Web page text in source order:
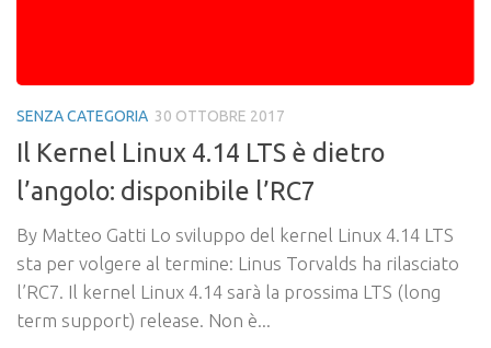
SENZA CATEGORIA 30 OTTOBRE 2017
Il Kernel Linux 4.14 LTS è dietro
l’angolo: disponibile l’RC7
By Matteo Gatti Lo sviluppo del kernel Linux 4.14 LTS
sta per volgere al termine: Linus Torvalds ha rilasciato
l’RC7. Il kernel Linux 4.14 sarà la prossima LTS (long
term support) release. Non è...